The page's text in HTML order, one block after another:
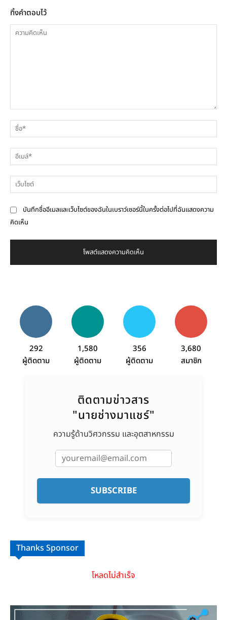
ทิ้งคำตอบไว้
คิด
เห็น
บันทึกชื่ออีเมลและเว็บไซต์ของฉันในเบราว์เซอร์นี้ในครั้งต่อไปที่ฉันแสดงความ
คิดเห็น
292
ผู้ติดตาม
1,580
ผู้ติดตาม
356
ผู้ติดตาม
3,680
สมาชิก
ติดตามข่าวสาร
"นายช่างมาแชร์"
ความรู้ด้านวิศวกรรม และอุตสาหกรรม
SUBSCRIBE
Thanks Sponsor
โหลดไม่สำเร็จ